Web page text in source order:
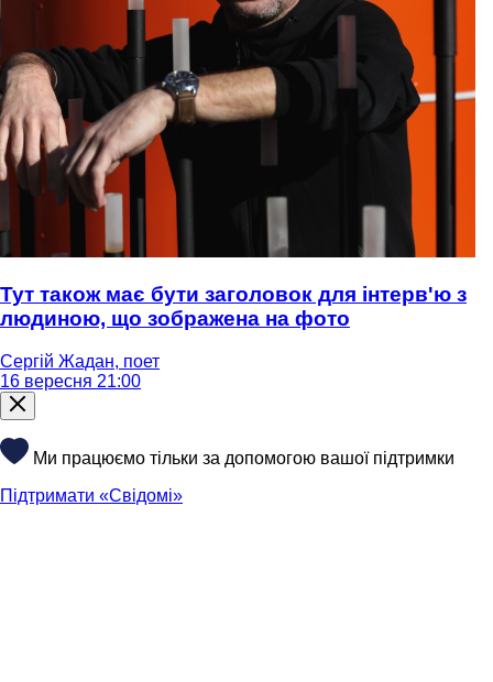
Тут також має бути заголовок для інтерв'ю з
людиною, що зображена на фото
Сергій Жадан, поет
16 вересня 21:00
Ми працюємо тільки за допомогою вашої підтримки
Підтримати «Свідомі»